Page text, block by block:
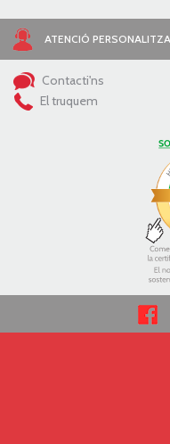
ATENCIÓ
Contacti'ns
El truquem